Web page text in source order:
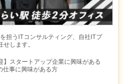
担うITコンサルティング、自社ITプ
します。
】スタートアップ企業に興味がある
仕事に興味がある方